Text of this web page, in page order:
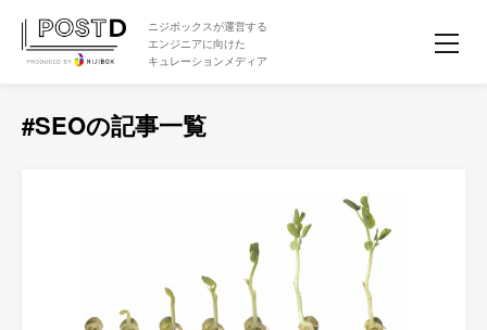
ニジボックスが運営する
エンジニアに向けた
キュレーションメディア
#SEOの記事一覧